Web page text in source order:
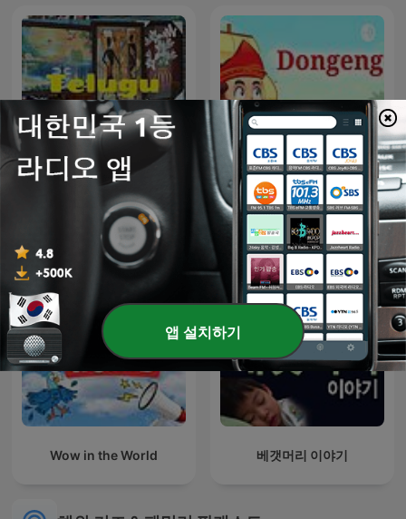
Telugu stories Dongeng
Wow in the World 베갯머리 이야기
앱 설치하기